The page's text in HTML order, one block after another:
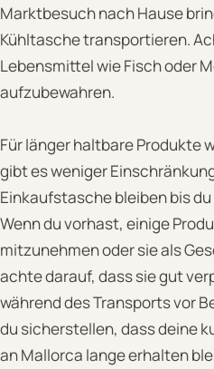
Marktbesuch nach Hause
Kühltasche transportieren.
Lebensmittel wie Fisch oder
aufzubewahren.
Für länger haltbare Produkte
gibt es weniger
Einkaufstasche bleiben bis
Wenn du vorhast, einige
mitzunehmen oder sie als
achte darauf, dass sie gut
während des Transports vor
du sicherstellen, dass deine
an Mallorca lange erhalten